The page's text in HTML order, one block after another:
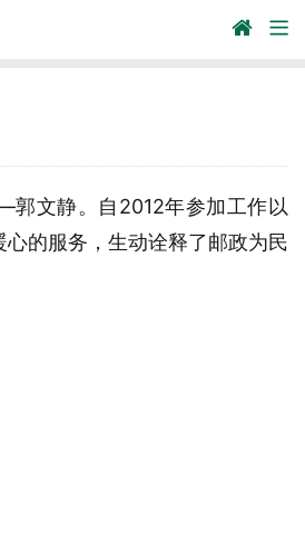
郭文静。自2012年参加工作以
的服务，生动诠释了邮政为民